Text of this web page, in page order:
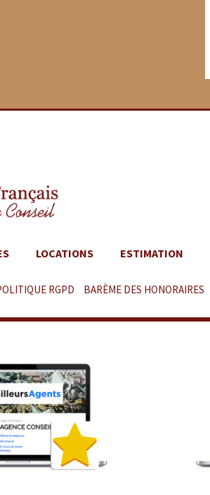
LOCATIONS ESTIMATION
RGPD BARÈME DES HONORAIRES